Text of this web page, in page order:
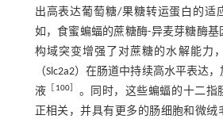
出高表达葡萄糖/果糖转运蛋白的适
如，食蜜蝙蝠的蔗糖酶-异麦芽糖酶基
构域突变增强了对蔗糖的水解能力
（Slc2a2）在肠道中持续高水平表达
液
100］ 。同时，这些蝙蝠的十二指
正相关，并具有更多的肠细胞和微绒